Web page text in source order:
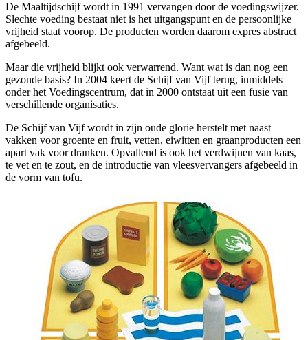
De Maaltijdschijf wordt in 1991 vervangen door de voedingswijzer.
Slechte voeding bestaat niet is het uitgangspunt en de persoonlijke
vrijheid staat voorop. De producten worden daarom expres abstract
afgebeeld.
Maar die vrijheid blijkt ook verwarrend. Want wat is dan nog een
gezonde basis? In 2004 keert de Schijf van Vijf terug, inmiddels
onder het Voedingscentrum, dat in 2000 ontstaat uit een fusie van
verschillende organisaties.
De Schijf van Vijf wordt in zijn oude glorie herstelt met naast
vakken voor groente en fruit, vetten, eiwitten en graanproducten een
apart vak voor dranken. Opvallend is ook het verdwijnen van kaas,
te vet en te zout, en de introductie van vleesvervangers afgebeeld in
de vorm van tofu.